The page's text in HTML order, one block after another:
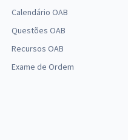
Calendário OAB
Questões OAB
Recursos OAB
Exame de Ordem